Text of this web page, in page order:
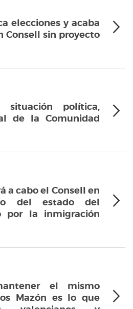
elecciones y acaba
Consell sin proyecto
situación política,
de la Comunidad
a cabo el Consell en
del estado del
por la inmigración
el mismo
Mazón es lo que